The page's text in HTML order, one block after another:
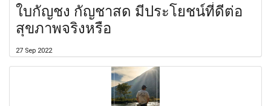
ใบกัญชง กัญชาสด มีประโยชน์ที่ดีต่อ
สุขภาพจริงหรือ
27 Sep 2022